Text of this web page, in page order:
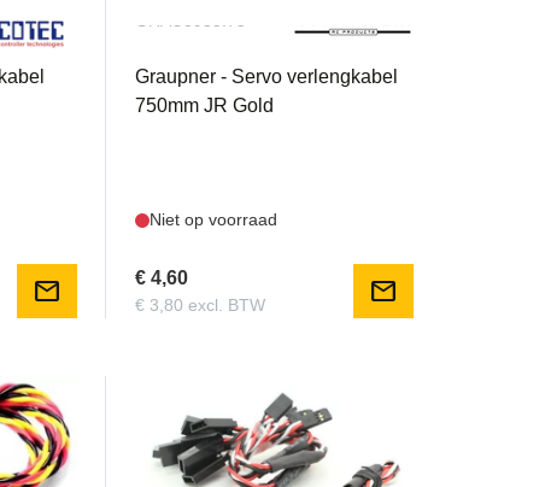
mail
Graupner - Servo verlengkabel
750mm JR Gold
Niet op voorraad
€ 4,60
€ 3,80 excl. BTW mail